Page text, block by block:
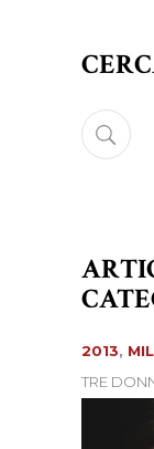
Search
for:
2013,
TRE